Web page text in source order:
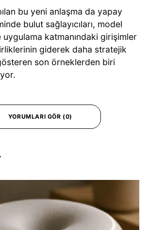
bu yeni anlaşma da yapay
bulut sağlayıcıları, model
katmanındaki girişimler
giderek daha stratejik
son örneklerden biri
YORUMLARI GÖR (0)